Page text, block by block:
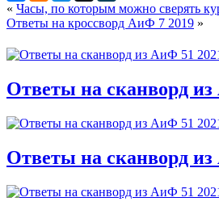
« Часы, по которым можно сверять
Ответы на кроссворд АиФ 7 2019 »
Ответы на сканворд
Ответы на сканворд